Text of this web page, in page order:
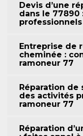
Devis d’une
dans le 77890
professionnels
Entreprise de
cheminée :
ramoneur 77
Réparation de
des activités
ramoneur 77
Réparation